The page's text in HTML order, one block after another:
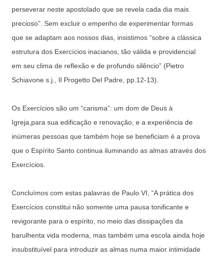
perseverar neste apostolado que se revela cada dia mais
precioso”. Sem excluir o empenho de experimentar formas
que se adaptam aos nossos dias, insistimos “sobre a clássica
estrutura dos Exercícios inacianos, tão válida e providencial
em seu clima de reflexão e de profundo silêncio” (Pietro
Schiavone s.j., Il Progetto Del Padre, pp.12-13).
Os Exercícios são um “carisma”: um dom de Deus à
Igreja,para sua edificação e renovação, e a experiência de
inúmeras pessoas que também hoje se beneficiam é a prova
que o Espírito Santo continua iluminando as almas através dos
Exercícios.
Concluímos com estas palavras de Paulo VI, “A prática dos
Exercícios constitui não somente uma pausa tonificante e
revigorante para o espírito, no meio das dissipações da
barulhenta vida moderna, mas também uma escola ainda hoje
insubstituível para introduzir as almas numa maior intimidade